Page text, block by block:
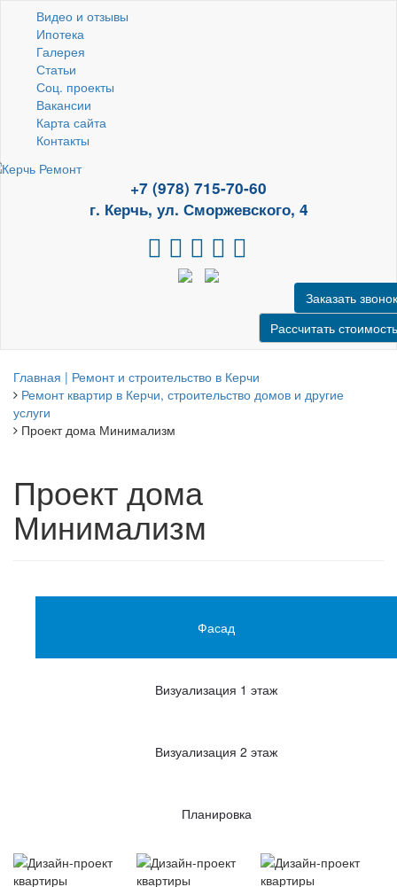
Видео и отзывы
Ипотека
Галерея
Статьи
Соц. проекты
Вакансии
Карта сайта
Контакты
+7 (978) 715-70-60
г. Керчь, ул. Сморжевского, 4
Заказать звонок
Рассчитать стоимость
Главная | Ремонт и строительство в Керчи
Ремонт квартир в Керчи, строительство домов и другие
услуги
Проект дома Минимализм
Проект дома
Минимализм
Фасад
Визуализация 1 этаж
Визуализация 2 этаж
Планировка